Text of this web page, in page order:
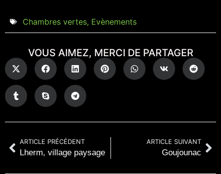
Chambres vertes, Evènements
VOUS AIMEZ, MERCI DE PARTAGER
ARTICLE PRÉCÉDENT
Lherm, village paysage
ARTICLE SUIVANT
Goujounac